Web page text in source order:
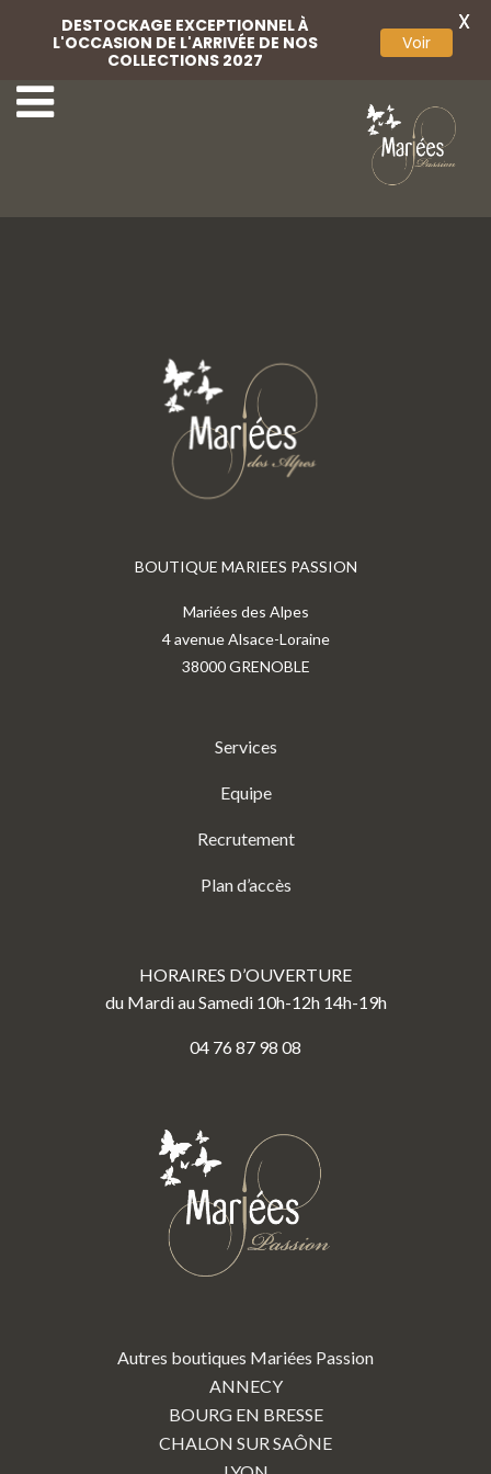
18-Très Chic 20-Très Chic
BOUTIQUE MARIEES PASSION
Mariées des Alpes
4 avenue Alsace-Loraine
38000 GRENOBLE
Services
Equipe
Recrutement
Plan d’accès
HORAIRES D’OUVERTURE
du Mardi au Samedi 10h-12h 14h-19h
04 76 87 98 08
Autres boutiques Mariées Passion
ANNECY
BOURG EN BRESSE
CHALON SUR SAÔNE
DESTOCKAGE EXCEPTIONNEL À
L'OCCASION DE L'ARRIVÉE DE NOS
COLLECTIONS 2027
Voir
X